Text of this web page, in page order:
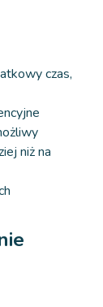
czas,
niż na